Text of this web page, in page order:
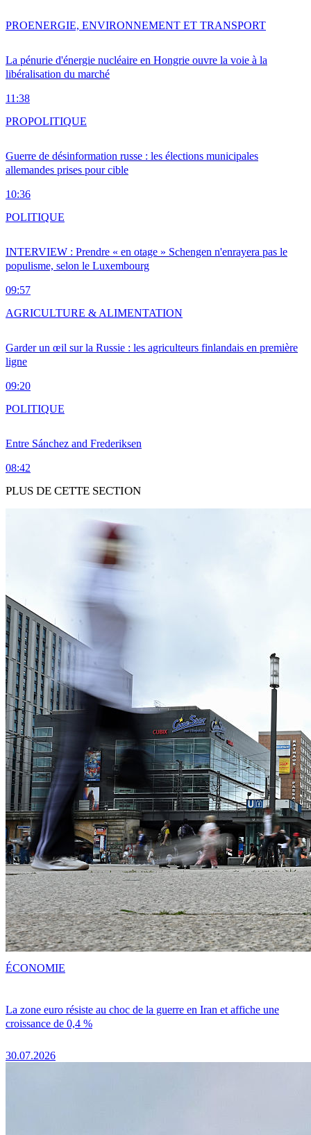
La pénurie d'énergie nucléaire en Hongrie ouvre la voie à la
libéralisation du marché
11:38
PROENERGIE, ENVIRONNEMENT ET TRANSPORT
Guerre de désinformation russe : les élections municipales
allemandes prises pour cible
10:36
PROPOLITIQUE
INTERVIEW : Prendre « en otage » Schengen n'enrayera pas le
populisme, selon le Luxembourg
09:57
POLITIQUE
Garder un œil sur la Russie : les agriculteurs finlandais en première
ligne
09:20
AGRICULTURE & ALIMENTATION
Entre Sánchez and Frederiksen
08:42
POLITIQUE
PLUS DE CETTE SECTION
La zone euro résiste au choc de la guerre en Iran et affiche une
croissance de 0,4 %
30.07.2026
ÉCONOMIE